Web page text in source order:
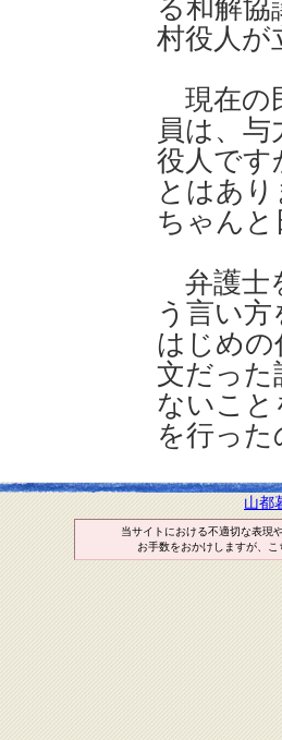
る和解
村役人が
現在の
員は、
役人です
とはあ
ちゃん
弁護士
う言い
はじめの
文だった
ないこと
を行っ
山都
当サイトにおける不適切な表現
お手数をおかけしますが、こ